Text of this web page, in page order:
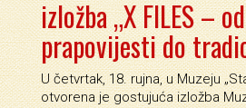
izložba „X FILES – od
prapovijesti do
U četvrtak, 18. rujna, u Muzeju
otvorena je gostujuća izložba